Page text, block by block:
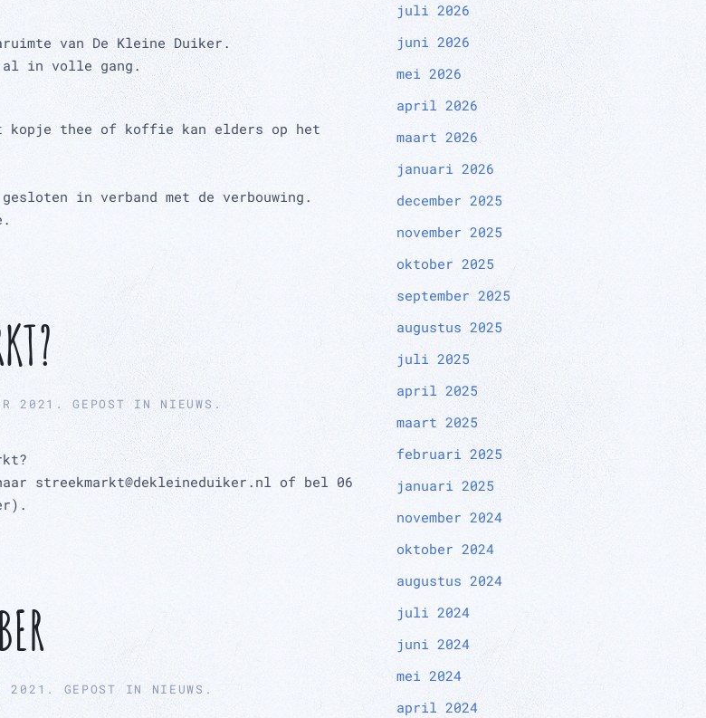
van De Kleine Duiker.
al in volle gang.
kopje thee of koffie kan elders op het
in verband met de verbouwing.
2021 . GEPOST IN NIEUWS .
streekmarkt@dekleineduiker.nl of bel 06
2021 . GEPOST IN NIEUWS .
juli 2026
juni 2026
mei 2026
april 2026
maart 2026
januari 2026
december 2025
november 2025
oktober 2025
september 2025
augustus 2025
juli 2025
april 2025
maart 2025
februari 2025
januari 2025
november 2024
oktober 2024
augustus 2024
juli 2024
juni 2024
mei 2024
april 2024